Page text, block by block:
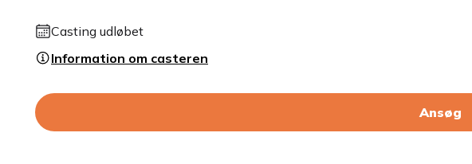
Casting udløbet
Information om casteren
Ansøg